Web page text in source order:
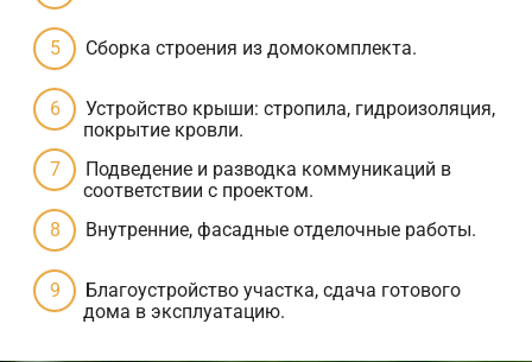
Сборка строения из домокомплекта.
Устройство крыши: стропила, гидроизоляция,
покрытие кровли.
Подведение и разводка коммуникаций в
соответствии с проектом.
Внутренние, фасадные отделочные работы.
Благоустройство участка, сдача готового
дома в эксплуатацию.